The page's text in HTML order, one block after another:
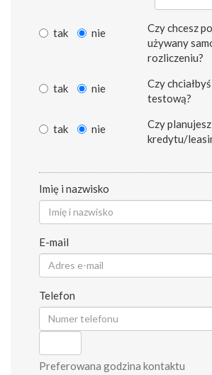
tak nie
Czy chcesz
używany
rozliczeniu?
tak nie
Czy
testową?
tak nie
Czy
kredytu/
Imię i nazwisko
E-mail
Telefon
Preferowana godzina kontaktu